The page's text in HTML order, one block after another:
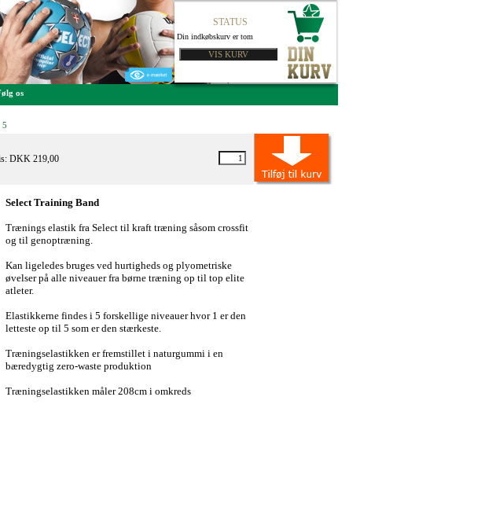
STATUS
Din indkøbskurv er tom
os
5
DKK 219,00
Select Training Band
Trænings elastik fra Select til kraft træning såsom crossfit
og til genoptræning.
Kan ligeledes bruges ved hurtigheds og plyometriske
øvelser på alle niveauer fra børne træning op til top elite
atleter.
Elastikkerne findes i 5 forskellige niveauer hvor 1 er den
letteste op til 5 som er den stærkeste.
Træningselastikken er fremstillet i naturgummi i en
bæredygtig zero-waste produktion
Træningselastikken måler 208cm i omkreds